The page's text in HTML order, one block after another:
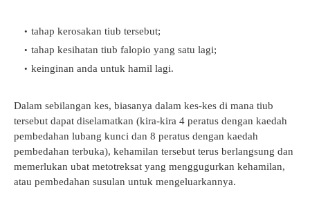
tahap kerosakan tiub tersebut;
tahap kesihatan tiub falopio yang satu lagi;
keinginan anda untuk hamil lagi.
Dalam sebilangan kes, biasanya dalam kes-kes di mana tiub
tersebut dapat diselamatkan (kira-kira 4 peratus dengan kaedah
pembedahan lubang kunci dan 8 peratus dengan kaedah
pembedahan terbuka), kehamilan tersebut terus berlangsung dan
memerlukan ubat metotreksat yang menggugurkan kehamilan,
atau pembedahan susulan untuk mengeluarkannya.